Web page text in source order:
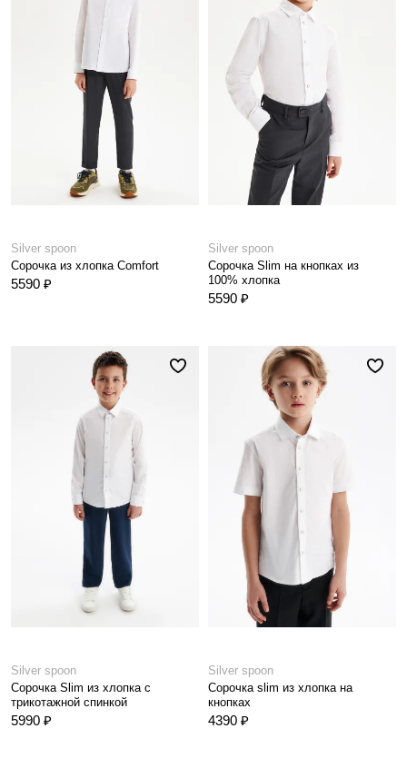
Silver spoon
Сорочка из хлопка Comfort
5590 ₽
Silver spoon
Сорочка Slim на кнопках из
100% хлопка
5590 ₽
Silver spoon
Сорочка Slim из хлопка с
трикотажной спинкой
5990 ₽
Silver spoon
Сорочка slim из хлопка на
кнопках
4390 ₽